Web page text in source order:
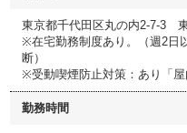
東京都千代田区丸の内2-7-3
※在宅勤務制度あり。（週2日
断）
※受動喫煙防止対策：あり「屋
勤務時間